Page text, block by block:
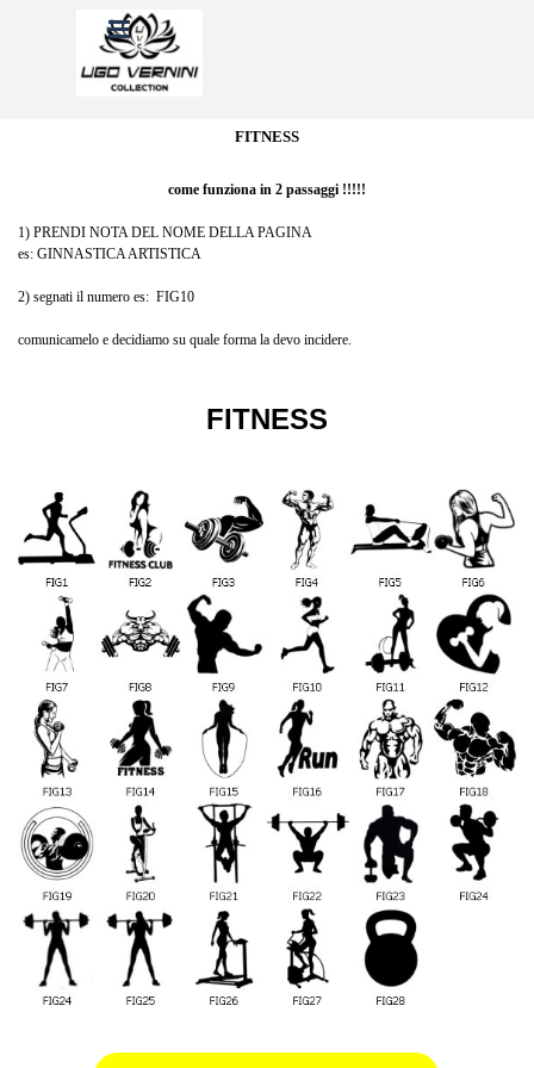
Salta menù
FITNESS
come funziona in 2 passaggi !!!!!
1) PRENDI NOTA DEL NOME DELLA PAGINA
es: GINNASTICA ARTISTICA
2) segnati il numero es: FIG10
comunicamelo e decidiamo su quale forma la devo incidere.
FITNESS